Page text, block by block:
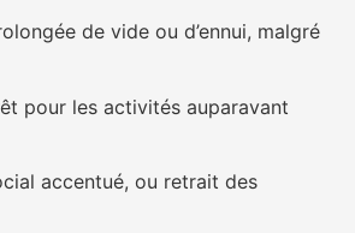
de vide ou d’ennui, malgré
pour les activités auparavant
accentué, ou retrait des